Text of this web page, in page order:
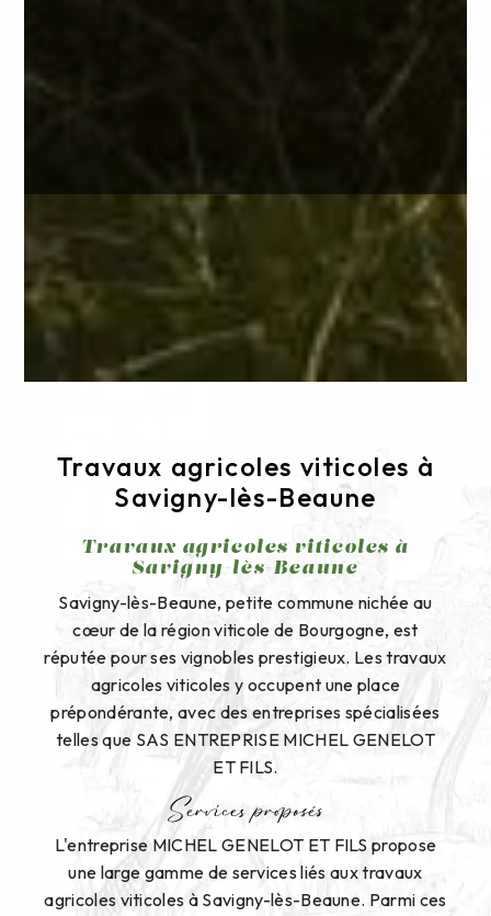
Travaux agricoles viticoles à
Savigny-lès-Beaune
Travaux agricoles viticoles à
Savigny-lès-Beaune
Savigny-lès-Beaune, petite commune nichée au
cœur de la région viticole de Bourgogne, est
réputée pour ses vignobles prestigieux. Les travaux
agricoles viticoles y occupent une place
prépondérante, avec des entreprises spécialisées
telles que SAS ENTREPRISE MICHEL GENELOT
ET FILS.
Services proposés
L'entreprise MICHEL GENELOT ET FILS propose
une large gamme de services liés aux travaux
agricoles viticoles à Savigny-lès-Beaune. Parmi ces